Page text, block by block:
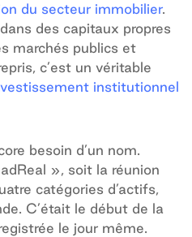
du secteur immobilier.
des capitaux propres
marchés publics et
c’est un véritable
institutionnel
besoin d’un nom.
», soit la réunion
catégories d’actifs,
C’était le début de la
le jour même.